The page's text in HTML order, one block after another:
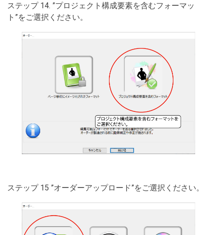
ステップ 14. ”プロジェクト構成要素を含むフォーマッ
ト”をご選択ください。
ステップ 15 ”オーダーアップロード”をご選択ください。